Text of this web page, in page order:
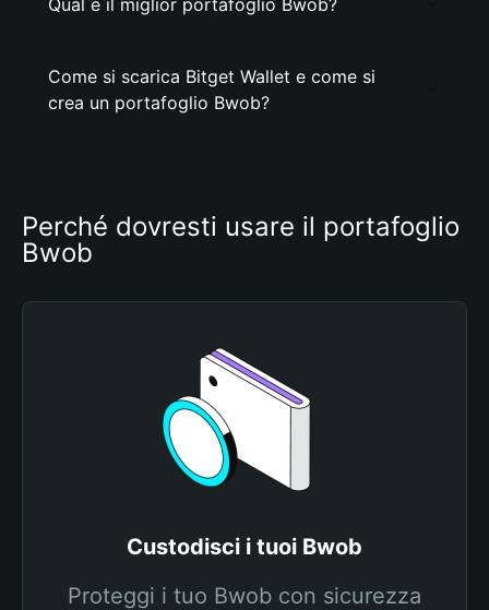
Qual è il miglior portafoglio Bwob?
Come si scarica Bitget Wallet e come si
crea un portafoglio Bwob?
Perché dovresti usare il portafoglio
Bwob
Custodisci i tuoi Bwob
Proteggi i tuo Bwob con sicurezza